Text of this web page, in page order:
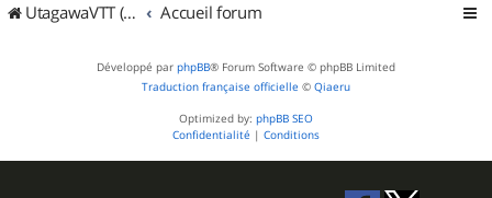
UtagawaVTT (Randos VTT et VTTAE avec traces GPS) Accueil forum
Développé par phpBB® Forum Software © phpBB Limited
Traduction française officielle © Qiaeru
Optimized by: phpBB SEO
Confidentialité | Conditions